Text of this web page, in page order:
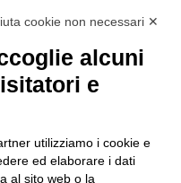
cookie non necessari ✕
alcuni
e
utilizziamo i cookie e
ed elaborare i dati
al sito web o la